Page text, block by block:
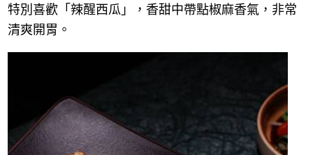
特別喜歡「辣醒西瓜」，香甜中帶點椒麻香氣，非常
清爽開胃。